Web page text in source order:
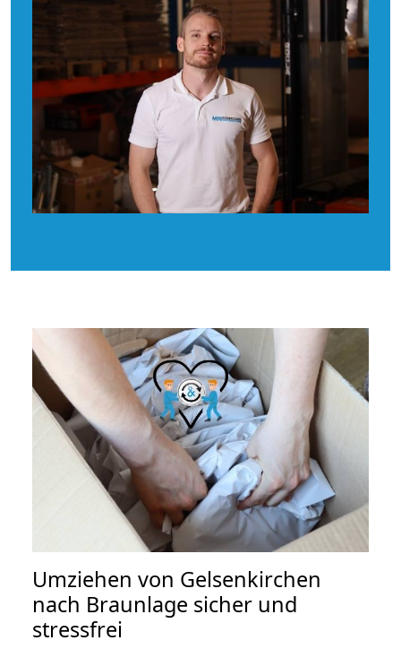
Umziehen von Gelsenkirchen
nach Braunlage sicher und
stressfrei